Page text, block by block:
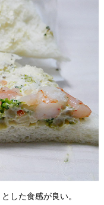
した食感が良い。